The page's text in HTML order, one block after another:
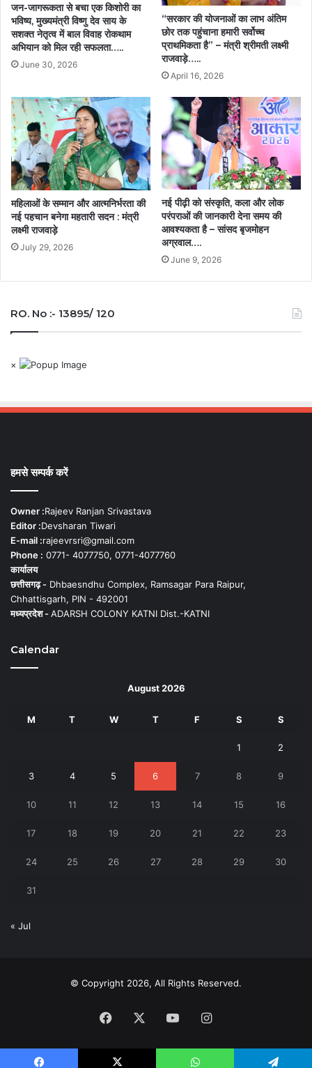
हौसला,
कहा-
यही
है
की
तस्वीर……
जन-जागरूकता से बचा एक किशोरी का
भविष्य, मुख्यमंत्री विष्णु देव साय के
सशक्त नेतृत्व में बाल विवाह रोकथाम
अभियान को मिल रही सफलता…..
June 30, 2026
“सरकार की योजनाओं का लाभ अंतिम
छोर तक पहुंचाना हमारी सर्वोच्च
प्राथमिकता है” – मंत्री श्रीमती लक्ष्मी
राजवाड़े…..
April 16, 2026
महिलाओं के सम्मान और आत्मनिर्भरता की
नई पहचान बनेगा महतारी सदन : मंत्री
लक्ष्मी राजवाड़े
July 29, 2026
नई पीढ़ी को संस्कृति, कला और लोक
परंपराओं की जानकारी देना समय की
आवश्यकता है – सांसद बृजमोहन
अग्रवाल….
June 9, 2026
RO. No :- 13895/ 120
×
हमसे सम्पर्क करें
Owner :Rajeev Ranjan Srivastava
Editor :Devsharan Tiwari
E-mail :rajeevrsri@gmail.com
Phone : 0771- 4077750, 0771-4077760
कार्यालय
छत्तीसगढ़ - Dhbaesndhu Complex, Ramsagar Para Raipur,
Chhattisgarh, PIN - 492001
मध्यप्रदेश -ADARSH COLONY KATNI Dist.-KATNI
Calendar
August 2026
M T W T F S S
1 2
3 4 5 6 7 8 9
10 11 12 13 14 15 16
17 18 19 20 21 22 23
24 25 26 27 28 29 30
31
« Jul
© Copyright 2026, All Rights Reserved.
Facebook YouTubeInstagram